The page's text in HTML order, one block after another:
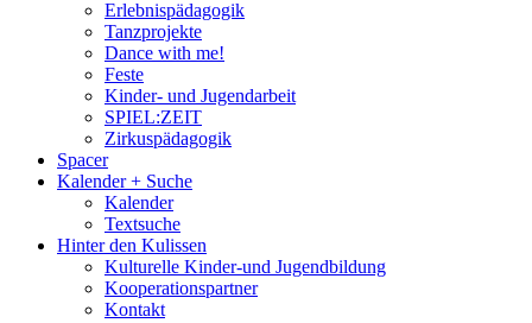
Erlebnispädagogik
Tanzprojekte
Dance with me!
Feste
Kinder- und Jugendarbeit
SPIEL:ZEIT
Zirkuspädagogik
Spacer
Kalender + Suche
Kalender
Textsuche
Hinter den Kulissen
Kulturelle Kinder-und Jugendbildung
Kooperationspartner
Kontakt